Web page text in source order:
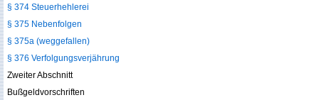
§ 374 Steuerhehlerei
§ 375 Nebenfolgen
§ 375a (weggefallen)
§ 376 Verfolgungsverjährung
Zweiter Abschnitt
Bußgeldvorschriften